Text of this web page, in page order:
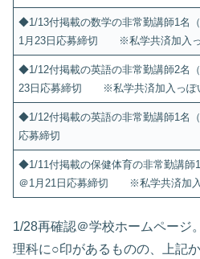
◆1/13付掲載の数学の非常勤講師1名
1月23日応募締切 ※私学共済加入
◆1/12付掲載の英語の非常勤講師2名
23日応募締切 ※私学共済加入っぽ
◆1/12付掲載の英語の非常勤講師1名
応募締切
◆1/11付掲載の保健体育の非常勤講師
＠1月21日応募締切 ※私学共済加
1/28再確認＠学校ホームページ
理科に○印があるものの、上記